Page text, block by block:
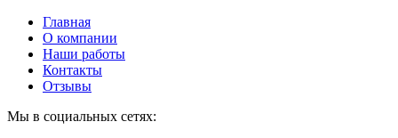
Главная
О компании
Наши работы
Контакты
Отзывы
Мы в социальных сетях: